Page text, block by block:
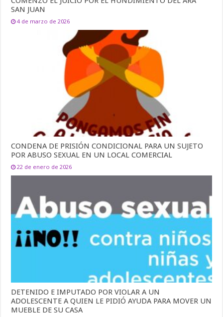
SAN JUAN
4 de marzo de 2026
CONDENA DE PRISIÓN CONDICIONAL PARA UN SUJETO
POR ABUSO SEXUAL EN UN LOCAL COMERCIAL
22 de enero de 2026
DETENIDO E IMPUTADO POR VIOLAR A UN
ADOLESCENTE A QUIEN LE PIDIÓ AYUDA PARA MOVER UN
MUEBLE DE SU CASA